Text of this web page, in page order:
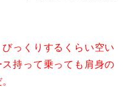
びっくりするくらい空い
持って乗っても肩身の